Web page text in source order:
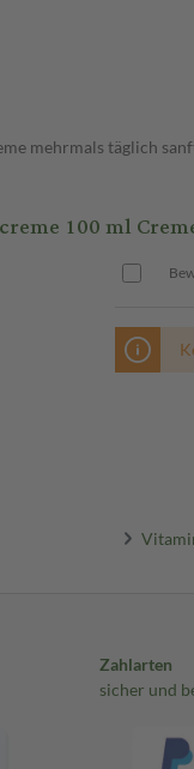
mehrmals täglich
100 ml
Zahlarten
sicher und